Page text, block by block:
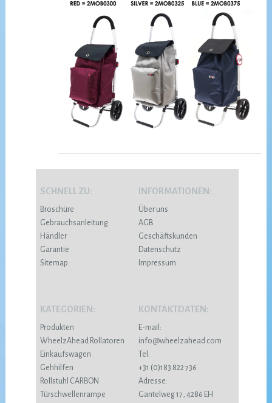
SCHNELL ZU:
Broschüre
Gebrauchsanleitung
Händler
Garantie
Sitemap
INFORMATIONEN:
Über uns
AGB
Geschäftskunden
Datenschutz
Impressum
KATEGORIEN:
Produkten
WheelzAhead Rollatoren
Einkaufswagen
Gehhilfen
Rollstuhl CARBON
Türschwellenrampe
KONTAKTDATEN:
E-mail:
info@wheelzahead.com
Tel:
+31 (0)183 822 736
Adresse:
Gantelweg 17, 4286 EH